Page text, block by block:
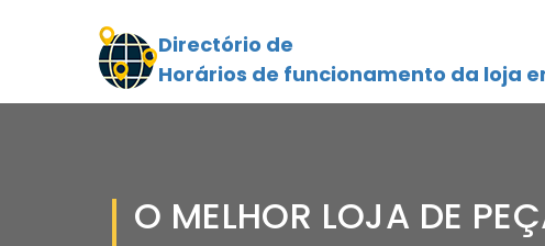
Directório de
Horários de funcionamento da loja
O MELHOR LOJA DE